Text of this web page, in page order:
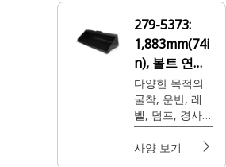
279-5373:
1,883mm(74i
n), 볼트 연결
식 커팅 엣지
다양한 목적의
굴착, 운반, 레
벨, 덤프, 경사
로 작업에 사용
됩니다.
사양 보기